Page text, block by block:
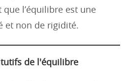
l’équilibre est une
et non de rigidité.
de l'équilibre